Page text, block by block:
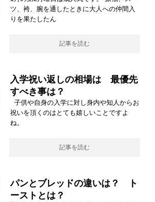
ツ、袴、腕を通したときに大人への仲間入
りを果たしたん
記事を読む
入学祝い返しの相場は 最優先
すべき事は？
子供や自身の入学に対し身内や知人からお
祝いを頂くのはとても嬉しいことですよ
ね。
記事を読む
パンとブレッドの違いは？ ト
ーストとは？